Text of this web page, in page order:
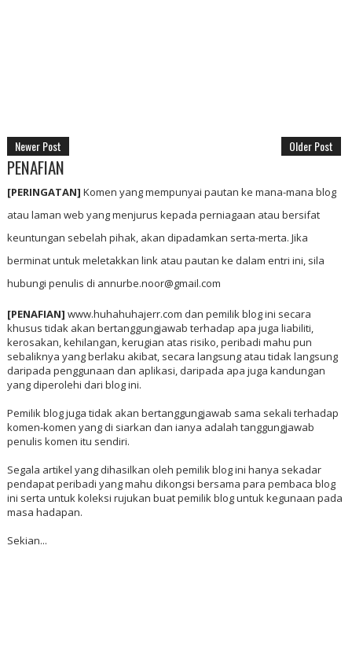
Newer Post Older Post
PENAFIAN
[PERINGATAN] Komen yang mempunyai pautan ke mana-mana blog
atau laman web yang menjurus kepada perniagaan atau bersifat
keuntungan sebelah pihak, akan dipadamkan serta-merta. Jika
berminat untuk meletakkan link atau pautan ke dalam entri ini, sila
hubungi penulis di annurbe.noor@gmail.com
[PENAFIAN] www.huhahuhajerr.com dan pemilik blog ini secara
khusus tidak akan bertanggungjawab terhadap apa juga liabiliti,
kerosakan, kehilangan, kerugian atas risiko, peribadi mahu pun
sebaliknya yang berlaku akibat, secara langsung atau tidak langsung
daripada penggunaan dan aplikasi, daripada apa juga kandungan
yang diperolehi dari blog ini.
Pemilik blog juga tidak akan bertanggungjawab sama sekali terhadap
komen-komen yang di siarkan dan ianya adalah tanggungjawab
penulis komen itu sendiri.
Segala artikel yang dihasilkan oleh pemilik blog ini hanya sekadar
pendapat peribadi yang mahu dikongsi bersama para pembaca blog
ini serta untuk koleksi rujukan buat pemilik blog untuk kegunaan pada
masa hadapan.
Sekian...